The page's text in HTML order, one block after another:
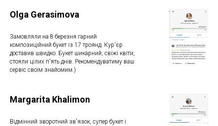
Olga Gerasimova
Замовляли на 8 березня гарний
композиційний букет із 17 троянд. Кур'єр
доставив швидко. Букет шикарний, свіжі квіти,
стояли цілих п'ять днів. Рекомендуватиму ваш
сервіс своїм знайомим.)
Margarita Khalimon
Відмінний зворотний зв'язок, супер букет і